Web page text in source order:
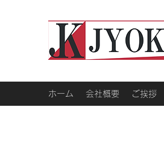
ホーム 会社概要 ご挨拶